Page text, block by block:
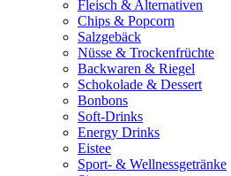
Fleisch & Alternativen
Chips & Popcorn
Salzgebäck
Nüsse & Trockenfrüchte
Backwaren & Riegel
Schokolade & Dessert
Bonbons
Soft-Drinks
Energy Drinks
Eistee
Sport- & Wellnessgetränke